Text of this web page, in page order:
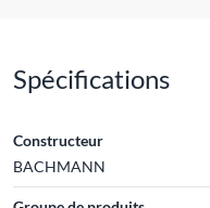
Spécifications
Constructeur
BACHMANN